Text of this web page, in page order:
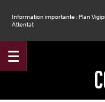
Information importante : Plan
Attentat
Accueil